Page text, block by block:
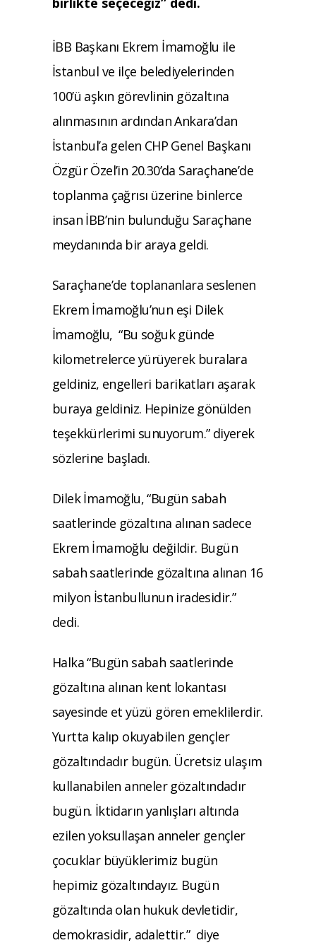
İBB Başkanı Ekrem İmamoğlu ile
İstanbul ve ilçe belediyelerinden
100’ü aşkın görevlinin gözaltına
alınmasının ardından Ankara’dan
İstanbul’a gelen CHP Genel Başkanı
Özgür Özel’in 20.30’da Saraçhane’de
toplanma çağrısı üzerine binlerce
insan İBB’nin bulunduğu Saraçhane
meydanında bir araya geldi.
Saraçhane’de toplananlara seslenen
Ekrem İmamoğlu’nun eşi Dilek
İmamoğlu, “Bu soğuk günde
kilometrelerce yürüyerek buralara
geldiniz, engelleri barikatları aşarak
buraya geldiniz. Hepinize gönülden
teşekkürlerimi sunuyorum.” diyerek
sözlerine başladı.
Dilek İmamoğlu, “Bugün sabah
saatlerinde gözaltına alınan sadece
Ekrem İmamoğlu değildir. Bugün
sabah saatlerinde gözaltına alınan 16
milyon İstanbullunun iradesidir.”
dedi.
Halka “Bugün sabah saatlerinde
gözaltına alınan kent lokantası
sayesinde et yüzü gören emeklilerdir.
Yurtta kalıp okuyabilen gençler
gözaltındadır bugün. Ücretsiz ulaşım
kullanabilen anneler gözaltındadır
bugün. İktidarın yanlışları altında
ezilen yoksullaşan anneler gençler
çocuklar büyüklerimiz bugün
hepimiz gözaltındayız. Bugün
gözaltında olan hukuk devletidir,
demokrasidir, adalettir.” diye